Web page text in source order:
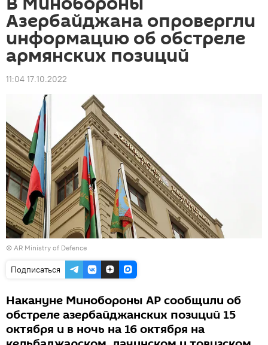
Азербайджана опровергли
информацию об обстреле
армянских позиций
11:04 17.10.2022
© AR Ministry of Defence
Подписаться
Накануне Минобороны АР сообщили об
обстреле азербайджанских позиций 15
октября и в ночь на 16 октября на